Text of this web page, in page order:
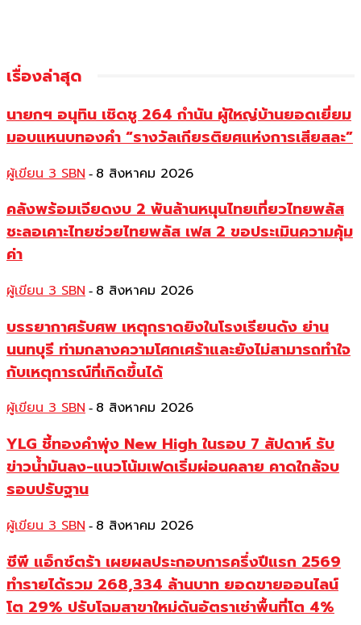
เรื่องล่าสุด
นายกฯ อนุทิน เชิดชู 264 กำนัน ผู้ใหญ่บ้านยอดเยี่ยม
มอบแหนบทองคำ “รางวัลเกียรติยศแห่งการเสียสละ”
ผู้เขียน 3 SBN - 8 สิงหาคม 2026
คลังพร้อมเจียดงบ 2 พันล้านหนุนไทยเที่ยวไทยพลัส
ชะลอเคาะไทยช่วยไทยพลัส เฟส 2 ขอประเมินความคุ้ม
ค่า
ผู้เขียน 3 SBN - 8 สิงหาคม 2026
บรรยากาศรับศพ เหตุกราดยิงในโรงเรียนดัง ย่าน
นนทบุรี ท่ามกลางความโศกเศร้าและยังไม่สามารถทำใจ
กับเหตุการณ์ที่เกิดขึ้นได้
ผู้เขียน 3 SBN - 8 สิงหาคม 2026
YLG ชี้ทองคำพุ่ง New High ในรอบ 7 สัปดาห์ รับ
ข่าวน้ำมันลง-แนวโน้มเฟดเริ่มผ่อนคลาย คาดใกล้จบ
รอบปรับฐาน
ผู้เขียน 3 SBN - 8 สิงหาคม 2026
ซีพี แอ็กซ์ตร้า เผยผลประกอบการครึ่งปีแรก 2569
ทำรายได้รวม 268,334 ล้านบาท ยอดขายออนไลน์
โต 29% ปรับโฉมสาขาใหม่ดันอัตราเช่าพื้นที่โต 4%